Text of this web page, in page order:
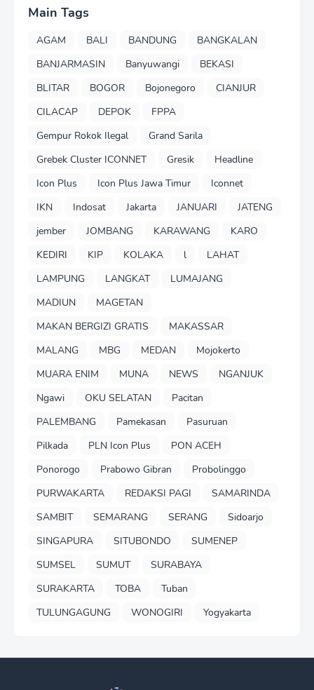
Main Tags
AGAM BALI BANDUNG
BANGKALAN
BANJARMASIN
Banyuwangi
BEKASI
BLITAR
BOGOR Bojonegoro
CIANJUR
CILACAP
DEPOK
FPPA
Gempur Rokok Ilegal
Grand Sarila
Grebek Cluster ICONNET
Gresik
Headline
Icon Plus
Icon Plus Jawa Timur
Iconnet
IKN
Indosat Jakarta JANUARI
JATENG
jember
JOMBANG KARAWANG
KARO
KEDIRI
KIP KOLAKA l
LAHAT
LAMPUNG
LANGKAT
LUMAJANG
MADIUN
MAGETAN
MAKAN BERGIZI GRATIS
MAKASSAR
MALANG
MBG MEDAN
Mojokerto
MUARA ENIM
MUNA NEWS
NGANJUK
Ngawi
OKU SELATAN
Pacitan
PALEMBANG
Pamekasan
Pasuruan
Pilkada
PLN Icon Plus
PON ACEH
Ponorogo
Prabowo Gibran
Probolinggo
PURWAKARTA
REDAKSI PAGI
SAMARINDA
SAMBIT
SEMARANG SERANG
Sidoarjo
SINGAPURA
SITUBONDO
SUMENEP
SUMSEL
SUMUT
SURABAYA
SURAKARTA
TOBA
Tuban
TULUNGAGUNG
WONOGIRI Yogyakarta